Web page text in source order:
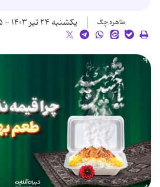
طاهره چک یکشنبه ۲۴ تیر ۱۴۰۳ - ۰۳:۴۵